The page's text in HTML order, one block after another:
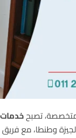
تصبح
وطنطا، مع